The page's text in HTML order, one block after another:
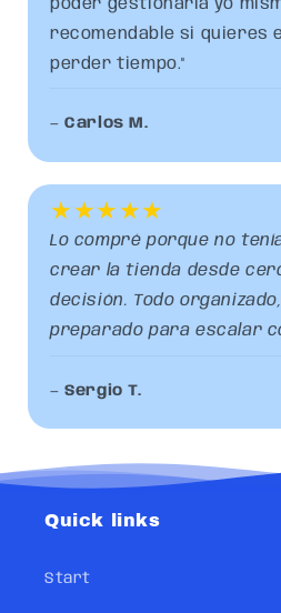
poder gestionarla yo
recomendable si quieres
perder tiempo."
—Carlos M.
★★★★★
Lo compré porque no
crear la tienda desde
decisión. Todo
preparado para escalar
—Sergio T.
Quick links
Start